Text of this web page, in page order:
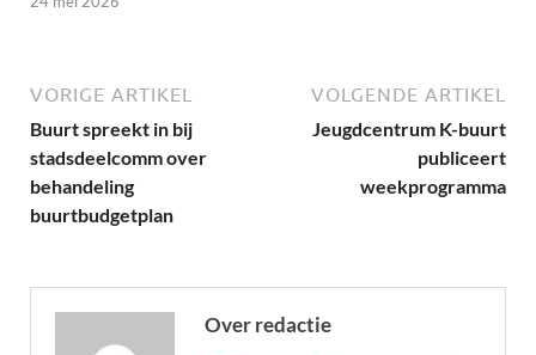
VORIGE ARTIKEL
Buurt spreekt in bij
stadsdeelcomm over
behandeling
buurtbudgetplan
VOLGENDE ARTIKEL
Jeugdcentrum K-buurt
publiceert
weekprogramma
Over redactie